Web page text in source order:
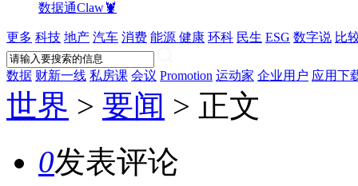
数据通Claw🦞
更多 科技 地产 汽车 消费 能源 健康 环科 民生 ESG 数字说 比
数据 财新一线 私房课 会议 Promotion 运动家 企业用户 应用下
世界 > 要闻 > 正文
0发表评论